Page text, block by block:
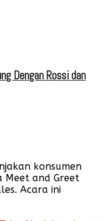
Dengan Rossi dan
konsumen
Meet and Greet
Acara ini